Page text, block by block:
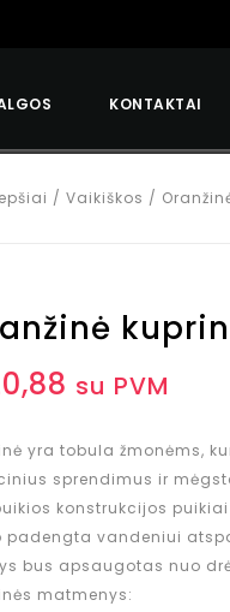
KONTAKTAI
/ Vaikiškos /
su PVM
yra tobula žmonėms,
sprendimus ir
konstrukcijos
padengta vandeniui
bus apsaugotas nuo
matmenys: